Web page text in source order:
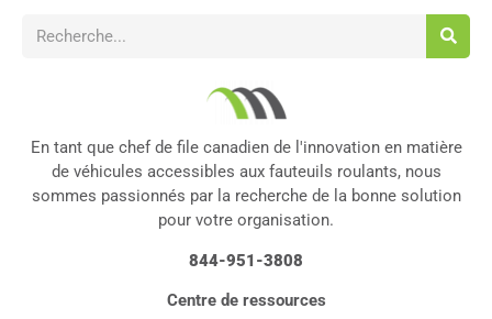
En tant que chef de file canadien de l'innovation en matière
de véhicules accessibles aux fauteuils roulants, nous
sommes passionnés par la recherche de la bonne solution
pour votre organisation.
844-951-3808
Centre de ressources